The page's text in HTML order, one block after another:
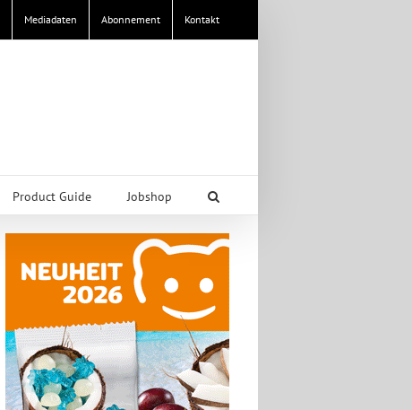
Mediadaten Abonnement Kontakt
Product Guide Jobshop